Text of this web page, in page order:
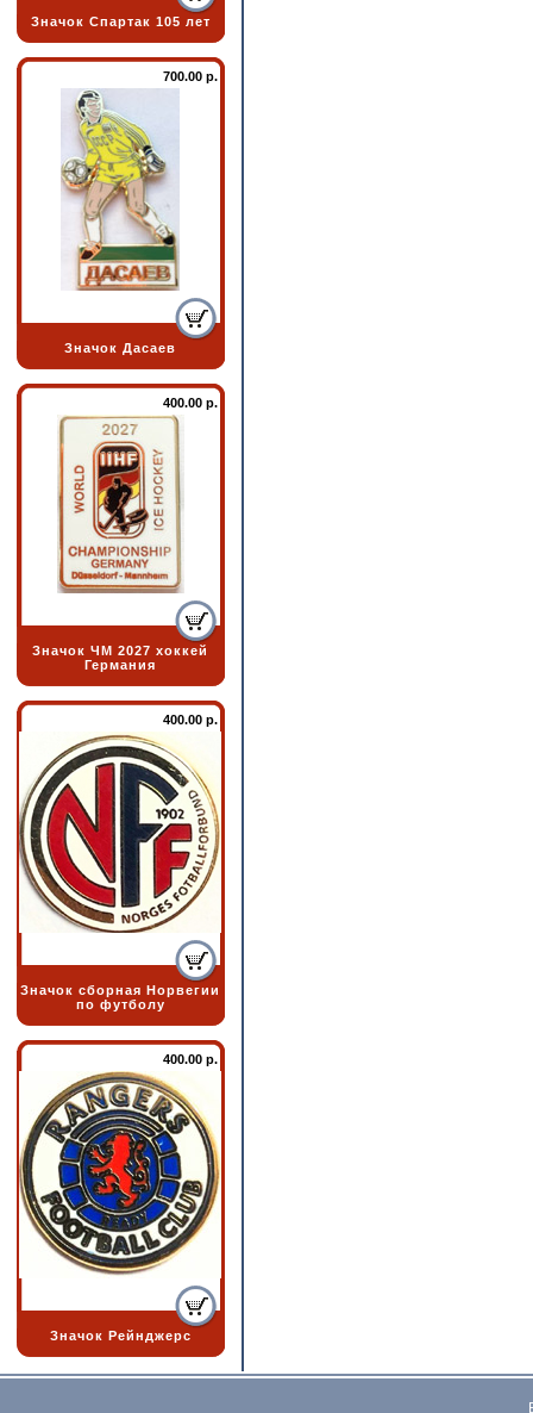
Значок Спартак 105 лет
700.00 р.
Значок Дасаев
400.00 р.
Значок ЧМ 2027 хоккей
Германия
400.00 р.
Значок сборная Норвегии
по футболу
400.00 р.
Значок Рейнджерс